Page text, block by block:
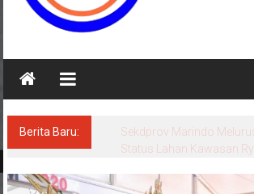
LINKARUTAMA.COM
Mitra
Terpercaya
Berita Baru:
Sekdprov Marindo
Status Lahan Kawasan